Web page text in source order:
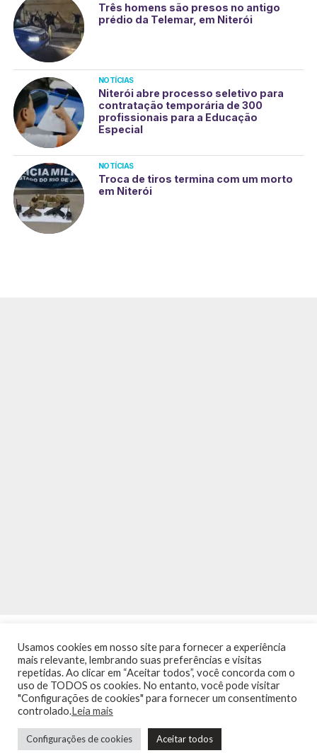
Três homens são presos no antigo
prédio da Telemar, em Niterói
NOTÍCIAS
Niterói abre processo seletivo para
contratação temporária de 300
profissionais para a Educação
Especial
NOTÍCIAS
Troca de tiros termina com um morto
em Niterói
INÍCIO NOTÍCIAS
TERMOS DE USO / POLÍTICA DE PRIVACIDADE
Usamos cookies em nosso site para fornecer a experiência
mais relevante, lembrando suas preferências e visitas
repetidas. Ao clicar em “Aceitar todos”, você concorda com o
uso de TODOS os cookies. No entanto, você pode visitar
"Configurações de cookies" para fornecer um consentimento
controlado.Leia mais
Configurações de cookies Aceitar todos